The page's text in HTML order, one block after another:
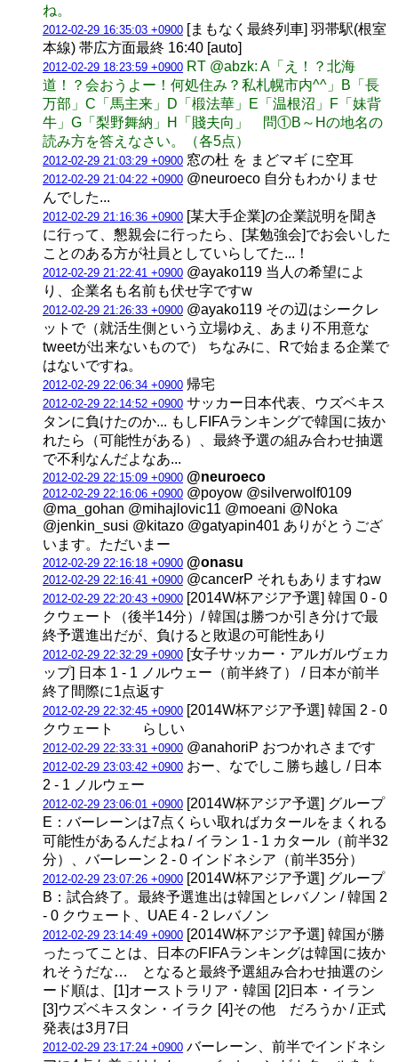
ね。
2012-02-29 16:35:03 +0900 [まもなく最終列車] 羽帯駅(根室
本線) 帯広方面最終 16:40 [auto]
2012-02-29 18:23:59 +0900 RT @abzk: A「え！？北海
道！？会おうよー！何処住み？私札幌市内^^」B「長
万部」C「馬主来」D「椴法華」E「温根沼」F「妹背
牛」G「梨野舞納」H「賤夫向」 問①B～Hの地名の
読み方を答えなさい。（各5点）
2012-02-29 21:03:29 +0900 窓の杜 を まどマギ に空耳
2012-02-29 21:04:22 +0900 @neuroeco 自分もわかりませ
んでした...
2012-02-29 21:16:36 +0900 [某大手企業]の企業説明を聞き
に行って、懇親会に行ったら、[某勉強会]でお会いした
ことのある方が社員としていらしてた...！
2012-02-29 21:22:41 +0900 @ayako119 当人の希望によ
り、企業名も名前も伏せ字ですw
2012-02-29 21:26:33 +0900 @ayako119 その辺はシークレ
ットで（就活生側という立場ゆえ、あまり不用意な
tweetが出来ないもので） ちなみに、Rで始まる企業で
はないですね。
2012-02-29 22:06:34 +0900 帰宅
2012-02-29 22:14:52 +0900 サッカー日本代表、ウズベキス
タンに負けたのか... もしFIFAランキングで韓国に抜か
れたら（可能性がある）、最終予選の組み合わせ抽選
で不利なんだよなあ...
2012-02-29 22:15:09 +0900 @neuroeco
2012-02-29 22:16:06 +0900 @poyow @silverwolf0109
@ma_gohan @mihajlovic11 @moeani @Noka
@jenkin_susi @kitazo @gatyapin401 ありがとうござ
います。ただいまー
2012-02-29 22:16:18 +0900 @onasu
2012-02-29 22:16:41 +0900 @cancerP それもありますねw
2012-02-29 22:20:43 +0900 [2014W杯アジア予選] 韓国 0 - 0
クウェート（後半14分）/ 韓国は勝つか引き分けで最
終予選進出だが、負けると敗退の可能性あり
2012-02-29 22:32:29 +0900 [女子サッカー・アルガルヴェカ
ップ] 日本 1 - 1 ノルウェー（前半終了） / 日本が前半
終了間際に1点返す
2012-02-29 22:32:45 +0900 [2014W杯アジア予選] 韓国 2 - 0
クウェート らしい
2012-02-29 22:33:31 +0900 @anahoriP おつかれさまです
2012-02-29 23:03:42 +0900 おー、なでしこ勝ち越し / 日本
2 - 1 ノルウェー
2012-02-29 23:06:01 +0900 [2014W杯アジア予選] グループ
E：バーレーンは7点くらい取ればカタールをまくれる
可能性があるんだよね / イラン 1 - 1 カタール（前半32
分）、バーレーン 2 - 0 インドネシア（前半35分）
2012-02-29 23:07:26 +0900 [2014W杯アジア予選] グループ
B：試合終了。最終予選進出は韓国とレバノン / 韓国 2
- 0 クウェート、UAE 4 - 2 レバノン
2012-02-29 23:14:49 +0900 [2014W杯アジア予選] 韓国が勝
ったってことは、日本のFIFAランキングは韓国に抜か
れそうだな… となると最終予選組み合わせ抽選のシ
ード順は、[1]オーストラリア・韓国 [2]日本・イラン
[3]ウズベキスタン・イラク [4]その他 だろうか / 正式
発表は3月7日
2012-02-29 23:17:24 +0900 バーレーン、前半でインドネシ